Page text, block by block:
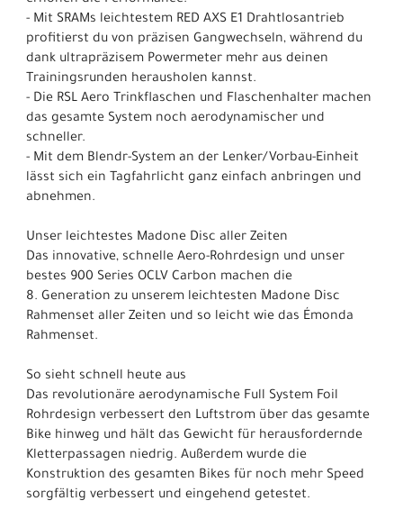
- Mit SRAMs leichtestem RED AXS E1 Drahtlosantrieb
profitierst du von präzisen Gangwechseln, während du
dank ultrapräzisem Powermeter mehr aus deinen
Trainingsrunden herausholen kannst.
- Die RSL Aero Trinkflaschen und Flaschenhalter machen
das gesamte System noch aerodynamischer und
schneller.
- Mit dem Blendr-System an der Lenker/Vorbau-Einheit
lässt sich ein Tagfahrlicht ganz einfach anbringen und
abnehmen.
Unser leichtestes Madone Disc aller Zeiten
Das innovative, schnelle Aero-Rohrdesign und unser
bestes 900 Series OCLV Carbon machen die
8. Generation zu unserem leichtesten Madone Disc
Rahmenset aller Zeiten und so leicht wie das Émonda
Rahmenset.
So sieht schnell heute aus
Das revolutionäre aerodynamische Full System Foil
Rohrdesign verbessert den Luftstrom über das gesamte
Bike hinweg und hält das Gewicht für herausfordernde
Kletterpassagen niedrig. Außerdem wurde die
Konstruktion des gesamten Bikes für noch mehr Speed
sorgfältig verbessert und eingehend getestet.